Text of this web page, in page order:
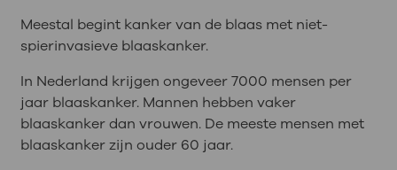
Meestal begint kanker van de blaas met niet-
spierinvasieve blaaskanker.
In Nederland krijgen ongeveer 7000 mensen per
jaar blaaskanker. Mannen hebben vaker
blaaskanker dan vrouwen. De meeste mensen met
blaaskanker zijn ouder 60 jaar.